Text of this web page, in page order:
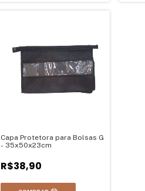
Capa Protetora para Bolsas G
- 35x50x23cm
R$38,90